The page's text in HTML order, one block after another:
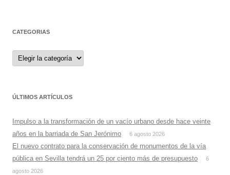
CATEGORIAS
Categorias
ÚLTIMOS ARTÍCULOS
Impulso a la transformación de un vacío urbano desde hace veinte
años en la barriada de San Jerónimo
6 agosto 2026
El nuevo contrato para la conservación de monumentos de la vía
pública en Sevilla tendrá un 25 por ciento más de presupuesto
6
agosto 2026